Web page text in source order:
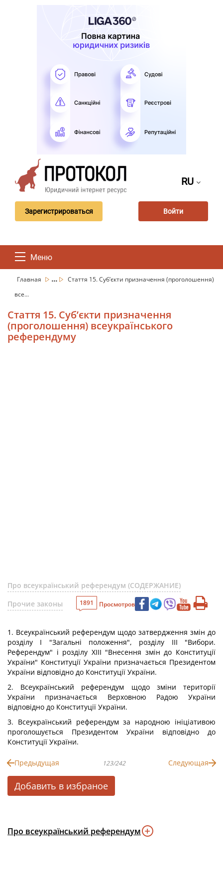
RU
Зарегистрироваться Войти
Меню
Главная ...
Стаття 15. Суб’єкти призначення (проголошення)
все...
Стаття 15. Суб’єкти призначення
(проголошення) всеукраїнського
референдуму
Про всеукраїнський референдум (СОДЕРЖАНИЕ)
Прочие законы
1891 Просмотров
1. Всеукраїнський референдум щодо затвердження змін до
розділу I "Загальні положення", розділу III "Вибори.
Референдум" і розділу XIII "Внесення змін до Конституції
України" Конституції України призначається Президентом
України відповідно до Конституції України.
2. Всеукраїнський референдум щодо зміни території
України призначається Верховною Радою України
відповідно до Конституції України.
3. Всеукраїнський референдум за народною ініціативою
проголошується Президентом України відповідно до
Конституції України.
Предыдущая 123/242 Следующая
Добавить в избраное
Про всеукраїнський референдум